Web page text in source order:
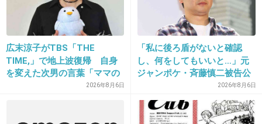
自分はリップとかビューラーしかできません。
これから、大人になったらメイク必須だと思う
し不安しかない。
1件の返信
-22
広末涼子がTBS「THE
TIME,」で地上波復帰 自身
を変えた次男の言葉「ママの
ファンの人なら、知りたいん
2026年8月6日
「私に後ろ盾がないと確認
し、何をしてもいいと…」元
ジャンポケ・斉藤慎二被告公
2026年8月6日